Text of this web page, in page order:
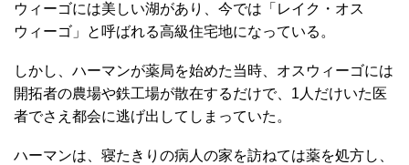
ウィーゴには美しい湖があり、今では「レイク・オス
ウィーゴ」と呼ばれる高級住宅地になっている。
しかし、ハーマンが薬局を始めた当時、オスウィーゴには
開拓者の農場や鉄工場が散在するだけで、1人だけいた医
者でさえ都会に逃げ出してしまっていた。
ハーマンは、寝たきりの病人の家を訪ねては薬を処方し、